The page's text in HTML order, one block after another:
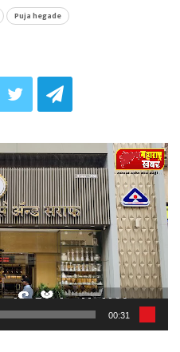
Puja hegade
Video
Player
00:31